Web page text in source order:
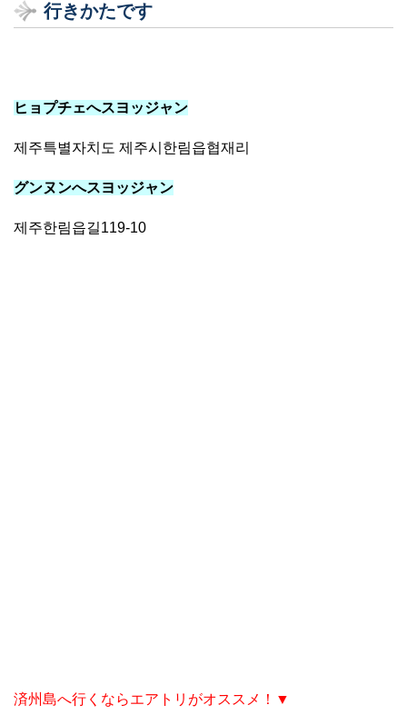
行きかたです
ヒョプチェへスヨッジャン
제주특별자치도 제주시한림읍협재리
グンヌンへスヨッジャン
제주한림읍길119-10
済州島へ行くならエアトリがオススメ！▼